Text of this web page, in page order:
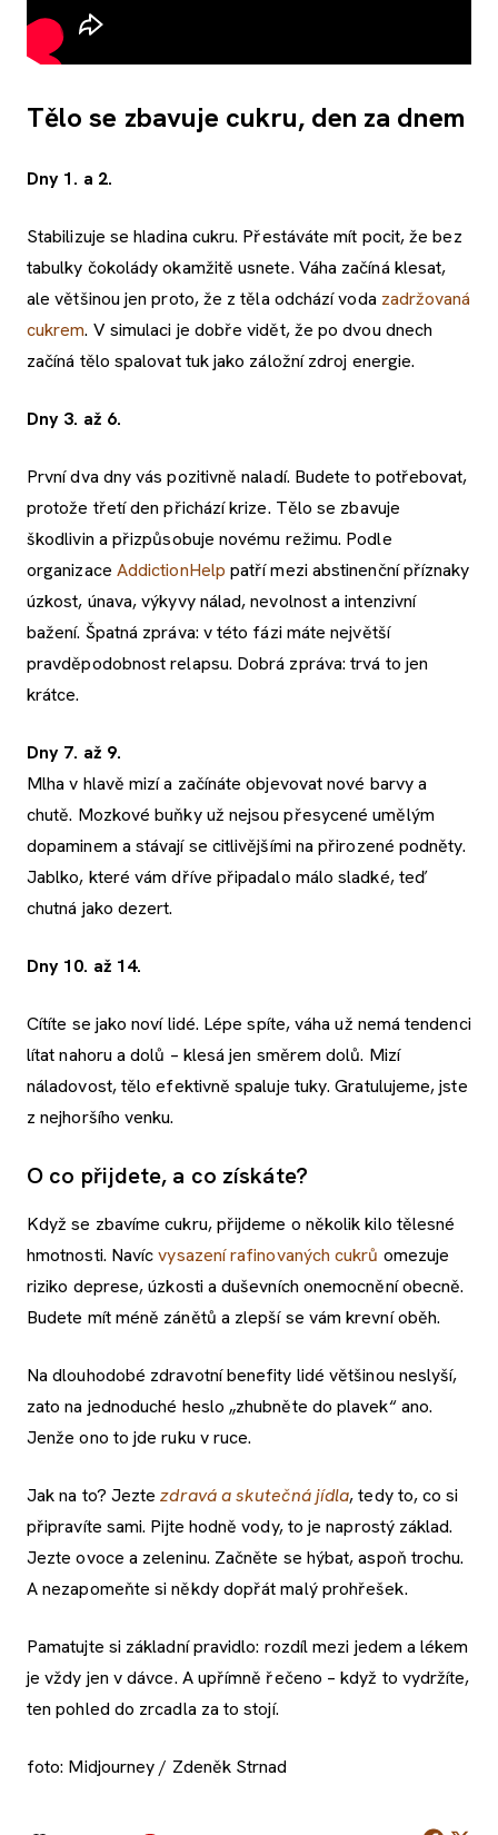
Tělo se zbavuje cukru, den za dnem
Dny 1. a 2.
Stabilizuje se hladina cukru. Přestáváte mít pocit, že bez
tabulky čokolády okamžitě usnete. Váha začíná klesat,
ale většinou jen proto, že z těla odchází voda zadržovaná
cukrem. V simulaci je dobře vidět, že po dvou dnech
začíná tělo spalovat tuk jako záložní zdroj energie.
Dny 3. až 6.
První dva dny vás pozitivně naladí. Budete to potřebovat,
protože třetí den přichází krize. Tělo se zbavuje
škodlivin a přizpůsobuje novému režimu. Podle
organizace AddictionHelp patří mezi abstinenční příznaky
úzkost, únava, výkyvy nálad, nevolnost a intenzivní
bažení. Špatná zpráva: v této fázi máte největší
pravděpodobnost relapsu. Dobrá zpráva: trvá to jen
krátce.
Dny 7. až 9.
Mlha v hlavě mizí a začínáte objevovat nové barvy a
chutě. Mozkové buňky už nejsou přesycené umělým
dopaminem a stávají se citlivějšími na přirozené podněty.
Jablko, které vám dříve připadalo málo sladké, teď
chutná jako dezert.
Dny 10. až 14.
Cítíte se jako noví lidé. Lépe spíte, váha už nemá tendenci
lítat nahoru a dolů – klesá jen směrem dolů. Mizí
náladovost, tělo efektivně spaluje tuky. Gratulujeme, jste
z nejhoršího venku.
O co přijdete, a co získáte?
Když se zbavíme cukru, přijdeme o několik kilo tělesné
hmotnosti. Navícvysazení rafinovaných cukrů omezuje
riziko deprese, úzkosti a duševních onemocnění obecně.
Budete mít méně zánětů a zlepší se vám krevní oběh.
Na dlouhodobé zdravotní benefity lidé většinou neslyší,
zato na jednoduché heslo „zhubněte do plavek“ ano.
Jenže ono to jde ruku v ruce.
Jak na to? Jeztezdravá a skutečná jídla, tedy to, co si
připravíte sami. Pijte hodně vody, to je naprostý základ.
Jezte ovoce a zeleninu. Začněte se hýbat, aspoň trochu.
A nezapomeňte si někdy dopřát malý prohřešek.
Pamatujte si základní pravidlo: rozdíl mezi jedem a lékem
je vždy jen v dávce. A upřímně řečeno – když to vydržíte,
ten pohled do zrcadla za to stojí.
foto: Midjourney / Zdeněk Strnad